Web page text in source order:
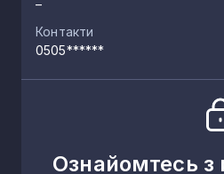
–
Контакти
0505******
Ознайомтесь